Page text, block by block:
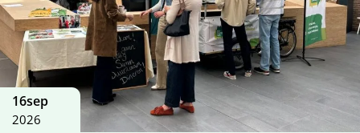
16sep
2026